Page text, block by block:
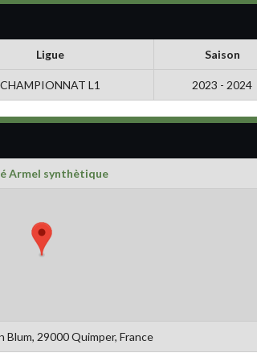
Ligue Saison
CHAMPIONNAT L1 2023 - 2024
Armel synthètique
Blum, 29000 Quimper, France